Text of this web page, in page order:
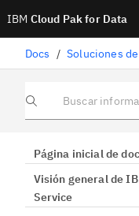
IBM Cloud Pak for Data
Docs / Soluciones
Buscar información
Página inicial de
Visión general de
Service